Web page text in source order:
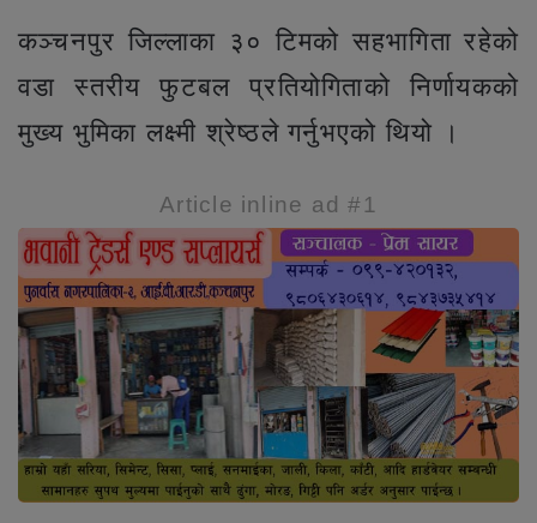
कञ्चनपुर जिल्लाका ३० टिमको सहभागिता रहेको
वडा स्तरीय फुटबल प्रतियोगिताको निर्णायकको
मुख्य भुमिका लक्ष्मी श्रेष्ठले गर्नुभएको थियो ।
Article inline ad #1